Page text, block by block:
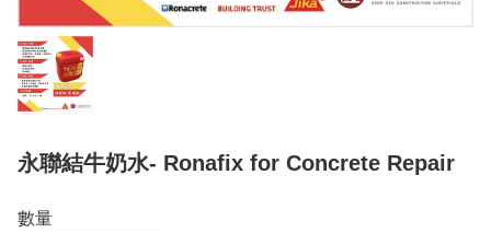
永聯結牛奶水- Ronafix for Concrete Repair
數量